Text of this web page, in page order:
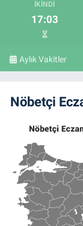
İKINDI
17:03
Aylık Vakitler
Nöbetçi